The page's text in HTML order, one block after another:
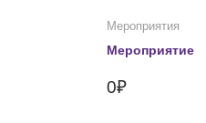
Мероприятия
Мероприятие
0₽